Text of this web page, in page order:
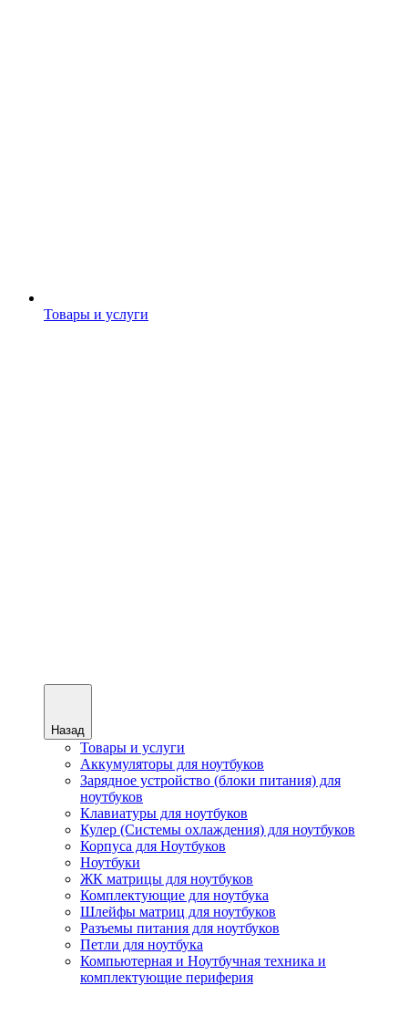
Товары и услуги
Назад
Товары и услуги
Аккумуляторы для ноутбуков
Зарядное устройство (блоки питания) для
ноутбуков
Клавиатуры для ноутбуков
Кулер (Системы охлаждения) для ноутбуков
Корпуса для Ноутбуков
Ноутбуки
ЖК матрицы для ноутбуков
Комплектующие для ноутбука
Шлейфы матриц для ноутбуков
Разъемы питания для ноутбуков
Петли для ноутбука
Компьютерная и Ноутбучная техника и
комплектующие периферия